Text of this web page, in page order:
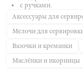
с ручками.
Аксессуары для
Мелочи для
Вазочки и креманки
Маслёнки и икорницы